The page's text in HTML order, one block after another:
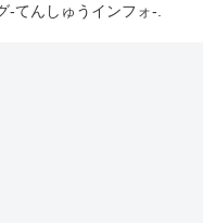
てんしゅうインフォ-.